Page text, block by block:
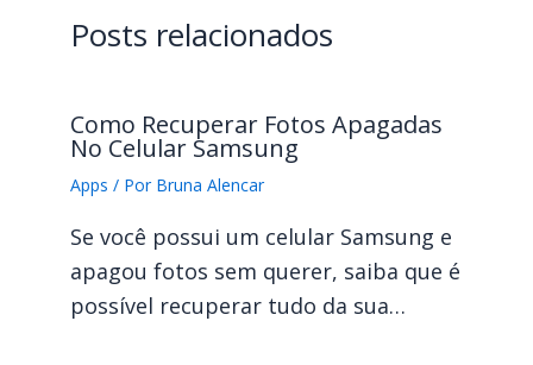
Posts relacionados
Como Recuperar Fotos Apagadas
No Celular Samsung
Apps / Por Bruna Alencar
Se você possui um celular Samsung e
apagou fotos sem querer, saiba que é
possível recuperar tudo da sua…